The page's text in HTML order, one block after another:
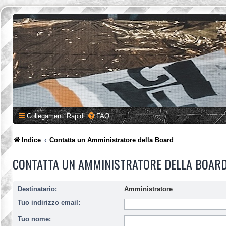
Collegamenti Rapidi FAQ
Indice Contatta un Amministratore della Board
CONTATTA UN AMMINISTRATORE DELLA
Destinatario:
Amministratore
Tuo indirizzo email:
Tuo nome: